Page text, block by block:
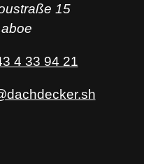
15
4 33 94 21